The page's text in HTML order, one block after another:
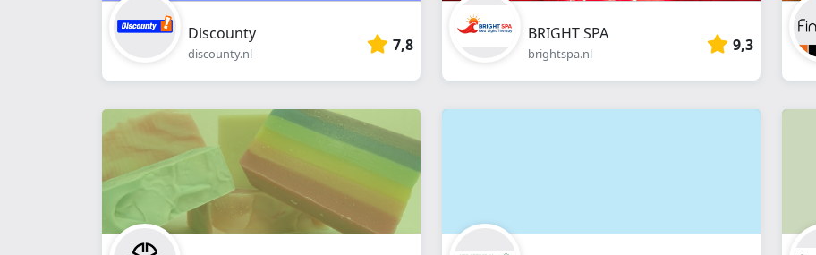
Discounty
discounty.nl 7,8
BRIGHT SPA
brightspa.nl 9,3